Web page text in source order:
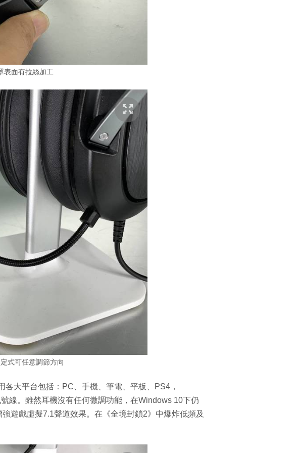
表面有拉絲加工
式可任意調節方向
大平台包括：PC、手機、筆電、平板、PS4，
線。雖然耳機沒有任何微調功能，在Windows 10下仍
遊戲虛擬7.1聲道效果。在《全境封鎖2》中爆炸低頻及